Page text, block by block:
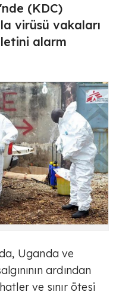
(KDC)
virüsü vakaları
alarm
Uganda ve
ardından
ve sınır ötesi